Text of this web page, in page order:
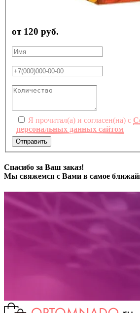
от 120 руб.
Я прочитал(а) и согласен(на) с
персональных данных сайтом
Отправить
Спасибо за Ваш заказ!
Мы свяжемся с Вами в самое